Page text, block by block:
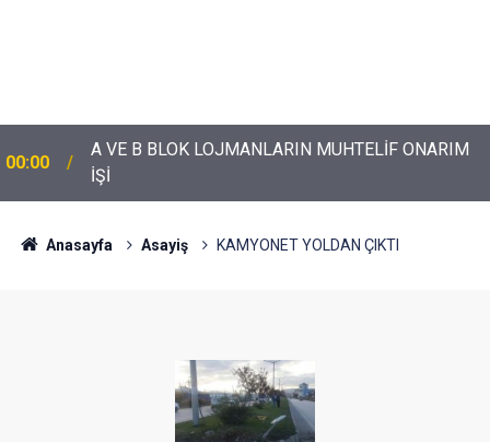
00:00
A VE B BLOK LOJMANLARIN MUHTELİF ONARIM
İŞİ
Anasayfa Asayiş KAMYONET YOLDAN ÇIKTI